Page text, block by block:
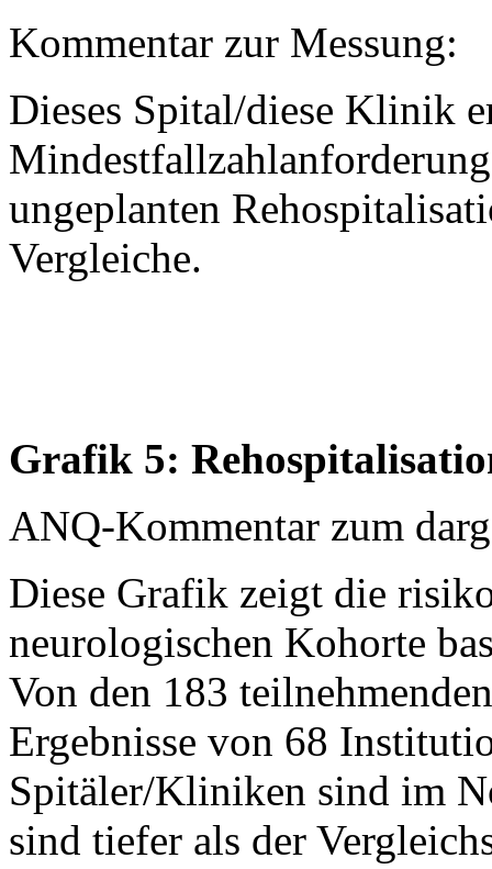
Kommentar zur Messung:
Dieses Spital/diese Klinik
ungeplanten
Vergleiche.
Grafik 5:
ANQ-Kommentar zum
Diese Grafik zeigt die
neurologischen Kohorte
Von den 183
Ergebnisse von 68
Spitäler/Kliniken sind im
sind tiefer als der